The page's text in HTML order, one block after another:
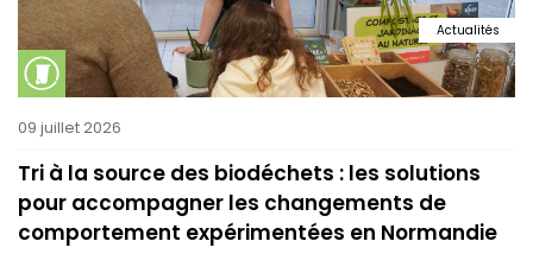
Actualités
09 juillet 2026
Tri à la source des biodéchets : les solutions
pour accompagner les changements de
comportement expérimentées en Normandie